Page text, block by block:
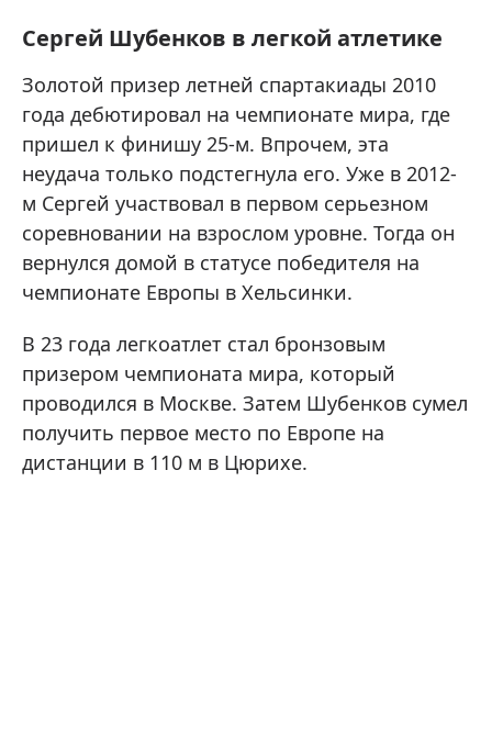
Сергей Шубенков в легкой атлетике
Золотой призер летней спартакиады 2010
года дебютировал на чемпионате мира, где
пришел к финишу 25-м. Впрочем, эта
неудача только подстегнула его. Уже в 2012-
м Сергей участвовал в первом серьезном
соревновании на взрослом уровне. Тогда он
вернулся домой в статусе победителя на
чемпионате Европы в Хельсинки.
В 23 года легкоатлет стал бронзовым
призером чемпионата мира, который
проводился в Москве. Затем Шубенков сумел
получить первое место по Европе на
дистанции в 110 м в Цюрихе.